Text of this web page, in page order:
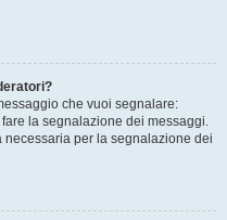
che vuoi segnalare:
la segnalazione dei messaggi.
per la segnalazione dei